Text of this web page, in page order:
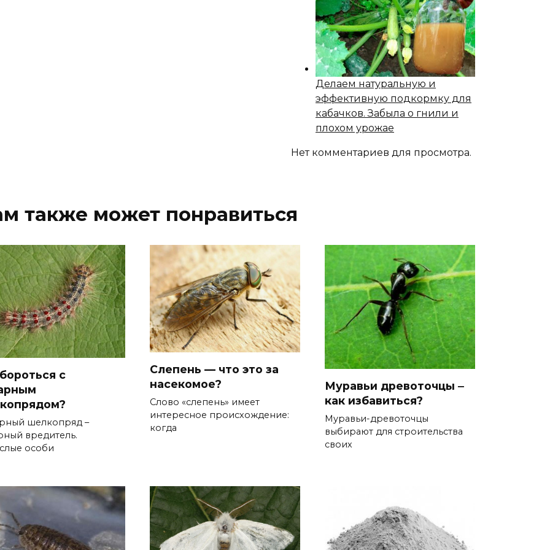
Делаем натуральную и
эффективную подкормку для
кабачков. Забыла о гнили и
плохом урожае
Нет комментариев для просмотра.
также может понравиться
с
шелкопряд –
вредитель.
особи
Слепень — что это за
насекомое?
Слово «слепень» имеет
интересное происхождение:
когда
Муравьи древоточцы ‒
как избавиться?
Муравьи-древоточцы
выбирают для строительства
своих